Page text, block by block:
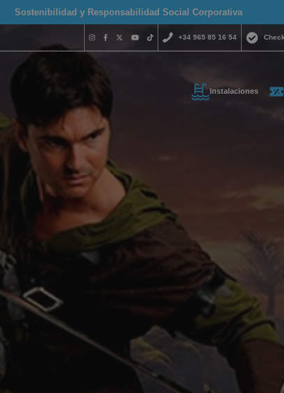
Sostenibilidad y Responsabilidad Social Corporativa
+34 965 85 16 54
Estamos
hora del día.
¿Qué incluye mi
Cómo reservar y
datos de contacto y
lo antes posible
Instalaciones